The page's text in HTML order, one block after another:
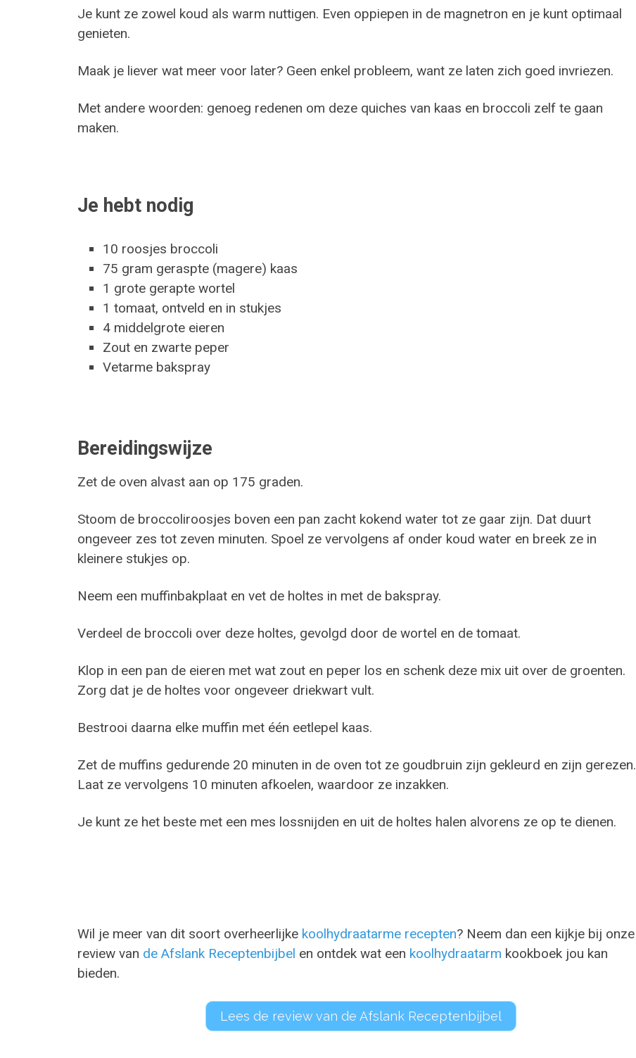
Je kunt ze zowel koud als warm nuttigen. Even oppiepen in de magnetron en je kunt optimaal
genieten.
Maak je liever wat meer voor later? Geen enkel probleem, want ze laten zich goed invriezen.
Met andere woorden: genoeg redenen om deze quiches van kaas en broccoli zelf te gaan
maken.
Je hebt nodig
10 roosjes broccoli
75 gram geraspte (magere) kaas
1 grote gerapte wortel
1 tomaat, ontveld en in stukjes
4 middelgrote eieren
Zout en zwarte peper
Vetarme bakspray
Bereidingswijze
Zet de oven alvast aan op 175 graden.
Stoom de broccoliroosjes boven een pan zacht kokend water tot ze gaar zijn. Dat duurt
ongeveer zes tot zeven minuten. Spoel ze vervolgens af onder koud water en breek ze in
kleinere stukjes op.
Neem een muffinbakplaat en vet de holtes in met de bakspray.
Verdeel de broccoli over deze holtes, gevolgd door de wortel en de tomaat.
Klop in een pan de eieren met wat zout en peper los en schenk deze mix uit over de groenten.
Zorg dat je de holtes voor ongeveer driekwart vult.
Bestrooi daarna elke muffin met één eetlepel kaas.
Zet de muffins gedurende 20 minuten in de oven tot ze goudbruin zijn gekleurd en zijn gerezen.
Laat ze vervolgens 10 minuten afkoelen, waardoor ze inzakken.
Je kunt ze het beste met een mes lossnijden en uit de holtes halen alvorens ze op te dienen.
Wil je meer van dit soort overheerlijke koolhydraatarme recepten? Neem dan een kijkje bij onze
review van de Afslank Receptenbijbel en ontdek wat een koolhydraatarm kookboek jou kan
bieden.
Lees de review van de Afslank Receptenbijbel